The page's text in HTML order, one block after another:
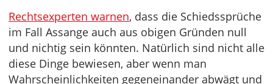
Rechtsexperten warnen, dass die Schiedssprüche
im Fall Assange auch aus obigen Gründen null
und nichtig sein könnten. Natürlich sind nicht alle
diese Dinge bewiesen, aber wenn man
Wahrscheinlichkeiten gegeneinander abwägt und